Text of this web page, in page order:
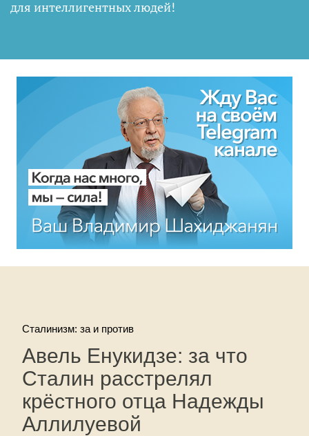
для интеллигентных людей!
Сталинизм: за и против
Авель Енукидзе: за что
Сталин расстрелял
крёстного отца Надежды
Аллилуевой